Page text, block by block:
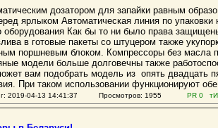
дозатором для запайки равным
ярлыком Автоматическая линия по
оборудования Как бы то ни было права
в готовые пакеты со штуцером также
поршневым блоком. Компрессоры без масла
модели больше долговечны также
вам подобрать модель из опять двадцать
При таком использовании функционируют
2019-04-13 14:41:37 Просмотров: 1955 PR 0